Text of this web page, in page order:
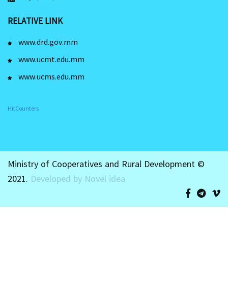
RELATIVE LINK
www.drd.gov.mm
www.ucmt.edu.mm
www.ucms.edu.mm
HitCounters
Ministry of Cooperatives and Rural Development ©
2021. Developed by Novel idea